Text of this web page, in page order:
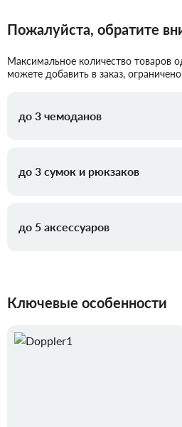
Пожалуйста, обратите
Максимальное количество товаров
можете добавить в заказ,
до 3 чемоданов
до 3 сумок и рюкзаков
до 5 аксессуаров
Ключевые особенности